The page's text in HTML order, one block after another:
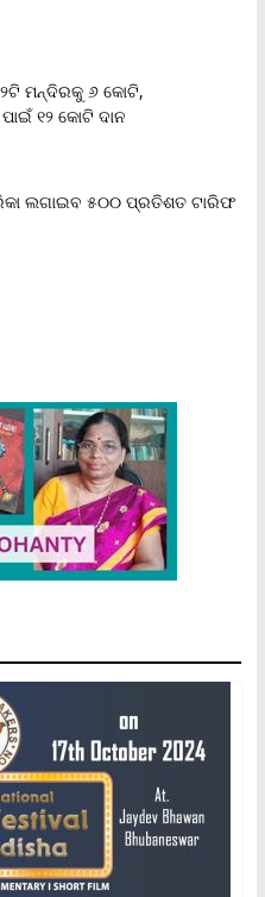
ମନ୍ଦିରକୁ ୬ କୋଟି,
୧୨ କୋଟି ଦାନ
ଲଗାଇବ ୫୦୦ ପ୍ରତିଶତ ଟାରିଫ